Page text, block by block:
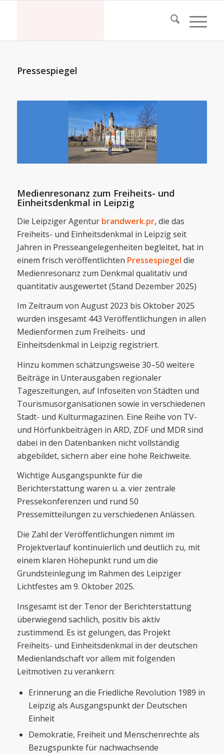
Pressespiegel
Medienresonanz zum Freiheits- und
Einheitsdenkmal in Leipzig
Die Leipziger Agentur brandwerk.pr, die das
Freiheits- und Einheitsdenkmal in Leipzig seit
Jahren in Presseangelegenheiten begleitet, hat in
einem frisch veröffentlichten Pressespiegel die
Medienresonanz zum Denkmal qualitativ und
quantitativ ausgewertet (Stand Dezember 2025)
Im Zeitraum von August 2023 bis Oktober 2025
wurden insgesamt 443 Veröffentlichungen in allen
Medienformen zum Freiheits- und
Einheitsdenkmal in Leipzig registriert.
Hinzu kommen schätzungsweise 30–50 weitere
Beiträge in Unterausgaben regionaler
Tageszeitungen, auf Infoseiten von Städten und
Tourismusorganisationen sowie in verschiedenen
Stadt- und Kulturmagazinen. Eine Reihe von TV-
und Hörfunkbeiträgen in ARD, ZDF und MDR sind
dabei in den Datenbanken nicht vollständig
abgebildet, sichern aber eine hohe Reichweite.
Wichtige Ausgangspunkte für die
Berichterstattung waren u. a. vier zentrale
Pressekonferenzen und rund 50
Pressemitteilungen zu verschiedenen Anlässen.
Die Zahl der Veröffentlichungen nimmt im
Projektverlauf kontinuierlich und deutlich zu, mit
einem klaren Höhepunkt rund um die
Grundsteinlegung im Rahmen des Leipziger
Lichtfestes am 9. Oktober 2025.
Insgesamt ist der Tenor der Berichterstattung
überwiegend sachlich, positiv bis aktiv
zustimmend. Es ist gelungen, das Projekt
Freiheits- und Einheitsdenkmal in der deutschen
Medienlandschaft vor allem mit folgenden
Leitmotiven zu verankern:
Erinnerung an die Friedliche Revolution 1989 in
Leipzig als Ausgangspunkt der Deutschen
Einheit
Demokratie, Freiheit und Menschenrechte als
Bezugspunkte für nachwachsende